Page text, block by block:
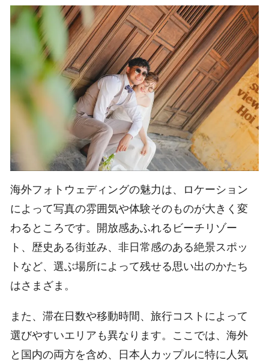
海外フォトウェディングの魅力は、ロケーション
によって写真の雰囲気や体験そのものが大きく変
わるところです。開放感あふれるビーチリゾー
ト、歴史ある街並み、非日常感のある絶景スポッ
トなど、選ぶ場所によって残せる思い出のかたち
はさまざま。
また、滞在日数や移動時間、旅行コストによって
選びやすいエリアも異なります。ここでは、海外
と国内の両方を含め、日本人カップルに特に人気